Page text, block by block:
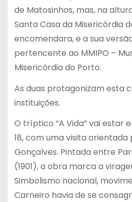
de Matosinhos, mas, na
Santa Casa da Misericórdia
encomendara, e a sua
pertencente ao MMIPO –
Misericórdia do Porto.
As duas protagonizam esta
instituições.
O tríptico “A Vida” vai estar
18, com uma visita orientada
Gonçalves. Pintada entre
(1901), a obra marca a
Simbolismo nacional,
Carneiro havia de se